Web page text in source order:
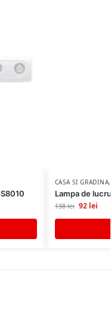
CASA SI GRADINA
Lampa de
138lei 92 lei